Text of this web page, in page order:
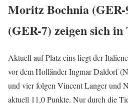
Moritz Bochnia (GER-
(GER-7) zeigen sich
Aktuell auf Platz eins liegt der
vor dem Holländer Ingmar Daldorf
und vier folgen Vincent Langer und
aktuell 11,0 Punkte. Nur durch die